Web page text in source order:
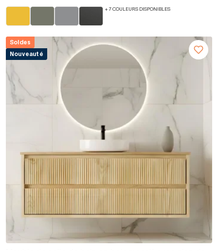
+ 7 COULEURS DISPONIBLES
Soldes
Nouveauté